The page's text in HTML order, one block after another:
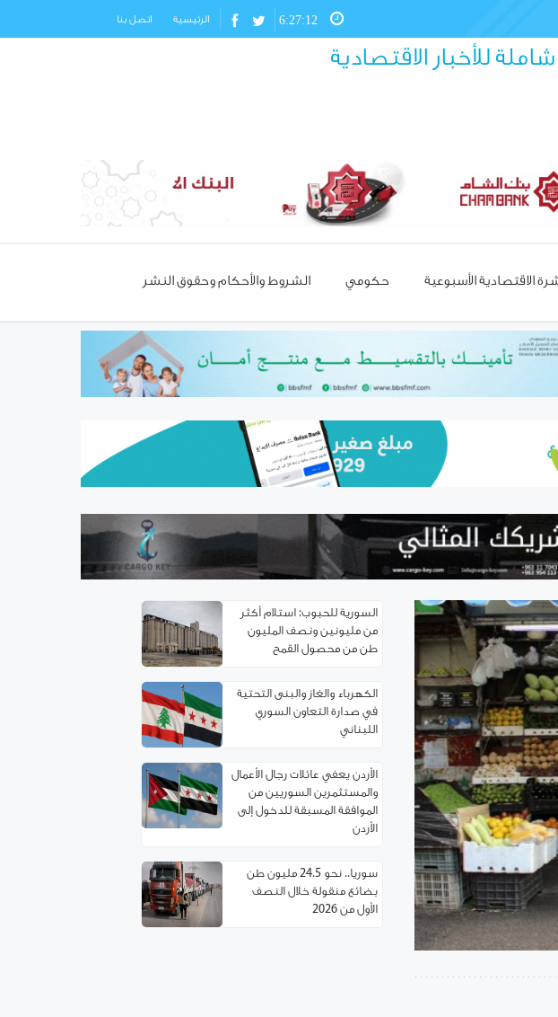
6:27:13 الرئيسية اتصل بنا
للأخبار الاقتصادية
الاقتصادية الأسبوعية حكومي الشروط والأحكام وحقوق النشر
مسؤول تركي: غياب العمالة
الأحذية!
استئناف مرور شاحنات النفط
العراقي عبر حمص
اتفاقية توءمة بين غرفتي تجارة
ريف دمشق وإربد لتعزيز
التعاون الاقتصادي
سوريا.. خدمة تأسيس
الشركات إلكترونياً
السورية للحبوب: استلام أكثر
من مليونين ونصف المليون
طن من ‌‏محصول القمح ‏
الكهرباء والغاز والبنى التحتية
في صدارة التعاون السوري
اللبناني
الأردن يعفي عائلات رجال الأعمال
والمستثمرين السوريين من
الموافقة المسبقة للدخول إلى
الأردن
سوريا.. نحو 24.5 مليون طن
بضائع منقولة خلال النصف
الأول من 2026